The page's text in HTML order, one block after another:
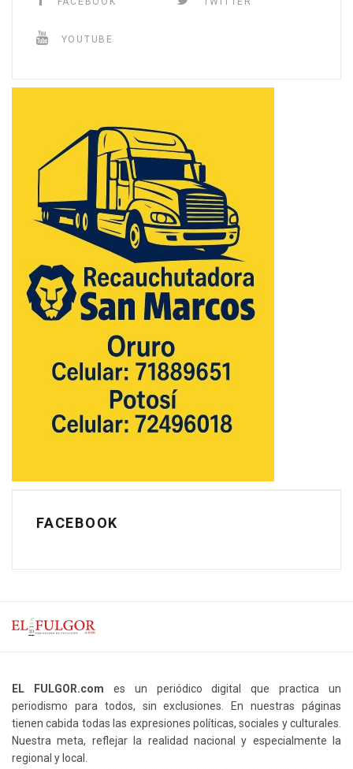
YOUTUBE
FACEBOOK
EL FULGOR.com es un periódico digital que practica un
periodismo para todos, sin exclusiones. En nuestras páginas
tienen cabida todas las expresiones políticas, sociales y culturales.
Nuestra meta, reflejar la realidad nacional y especialmente la
regional y local.